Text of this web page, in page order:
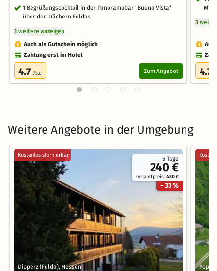
1 Begrüßungscocktail in der Panoramabar "Buena Vista"
über den Dächern Fuldas
3 weitere anzeigen
Auch als Gutschein möglich
Zahlung erst im Hotel
4.7 /5.0 Zum Angebot
3
4.7
Weitere Angebote in der Umgebung
5 Tage
240 €
Gesamtpreis:480 €
- 33 %
Kostenlos stornierbar
Dipperz (Fulda), Hessen